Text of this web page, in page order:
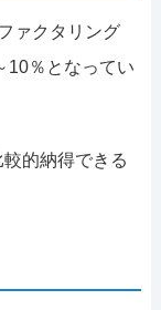
ァクタリング
10％となってい
的納得できる